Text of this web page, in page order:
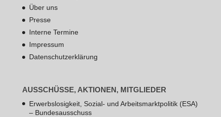
Über uns
Presse
Interne Termine
Impressum
Datenschutzerklärung
AUSSCHÜSSE, AKTIONEN, MITGLIEDER
Erwerbslosigkeit, Sozial- und Arbeitsmarktpolitik (ESA)
– Bundesausschuss